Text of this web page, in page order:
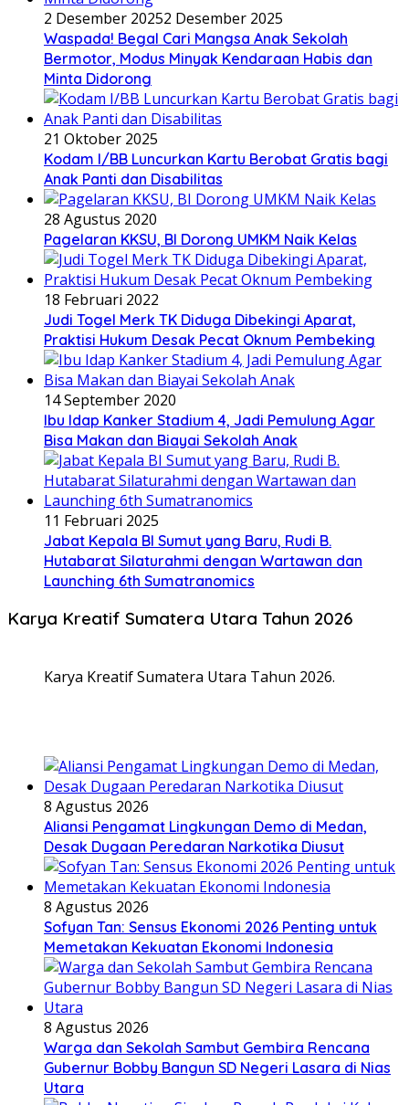
2 Desember 20252 Desember 2025
Waspada! Begal Cari Mangsa Anak Sekolah
Bermotor, Modus Minyak Kendaraan Habis dan
Minta Didorong
21 Oktober 2025
Kodam I/BB Luncurkan Kartu Berobat Gratis bagi
Anak Panti dan Disabilitas
28 Agustus 2020
Pagelaran KKSU, BI Dorong UMKM Naik Kelas
18 Februari 2022
Judi Togel Merk TK Diduga Dibekingi Aparat,
Praktisi Hukum Desak Pecat Oknum Pembeking
14 September 2020
Ibu Idap Kanker Stadium 4, Jadi Pemulung Agar
Bisa Makan dan Biayai Sekolah Anak
11 Februari 2025
Jabat Kepala BI Sumut yang Baru, Rudi B.
Hutabarat Silaturahmi dengan Wartawan dan
Launching 6th Sumatranomics
Karya Kreatif Sumatera Utara Tahun 2026
Karya Kreatif Sumatera Utara Tahun 2026.
8 Agustus 2026
Aliansi Pengamat Lingkungan Demo di Medan,
Desak Dugaan Peredaran Narkotika Diusut
8 Agustus 2026
Sofyan Tan: Sensus Ekonomi 2026 Penting untuk
Memetakan Kekuatan Ekonomi Indonesia
8 Agustus 2026
Warga dan Sekolah Sambut Gembira Rencana
Gubernur Bobby Bangun SD Negeri Lasara di Nias
Utara